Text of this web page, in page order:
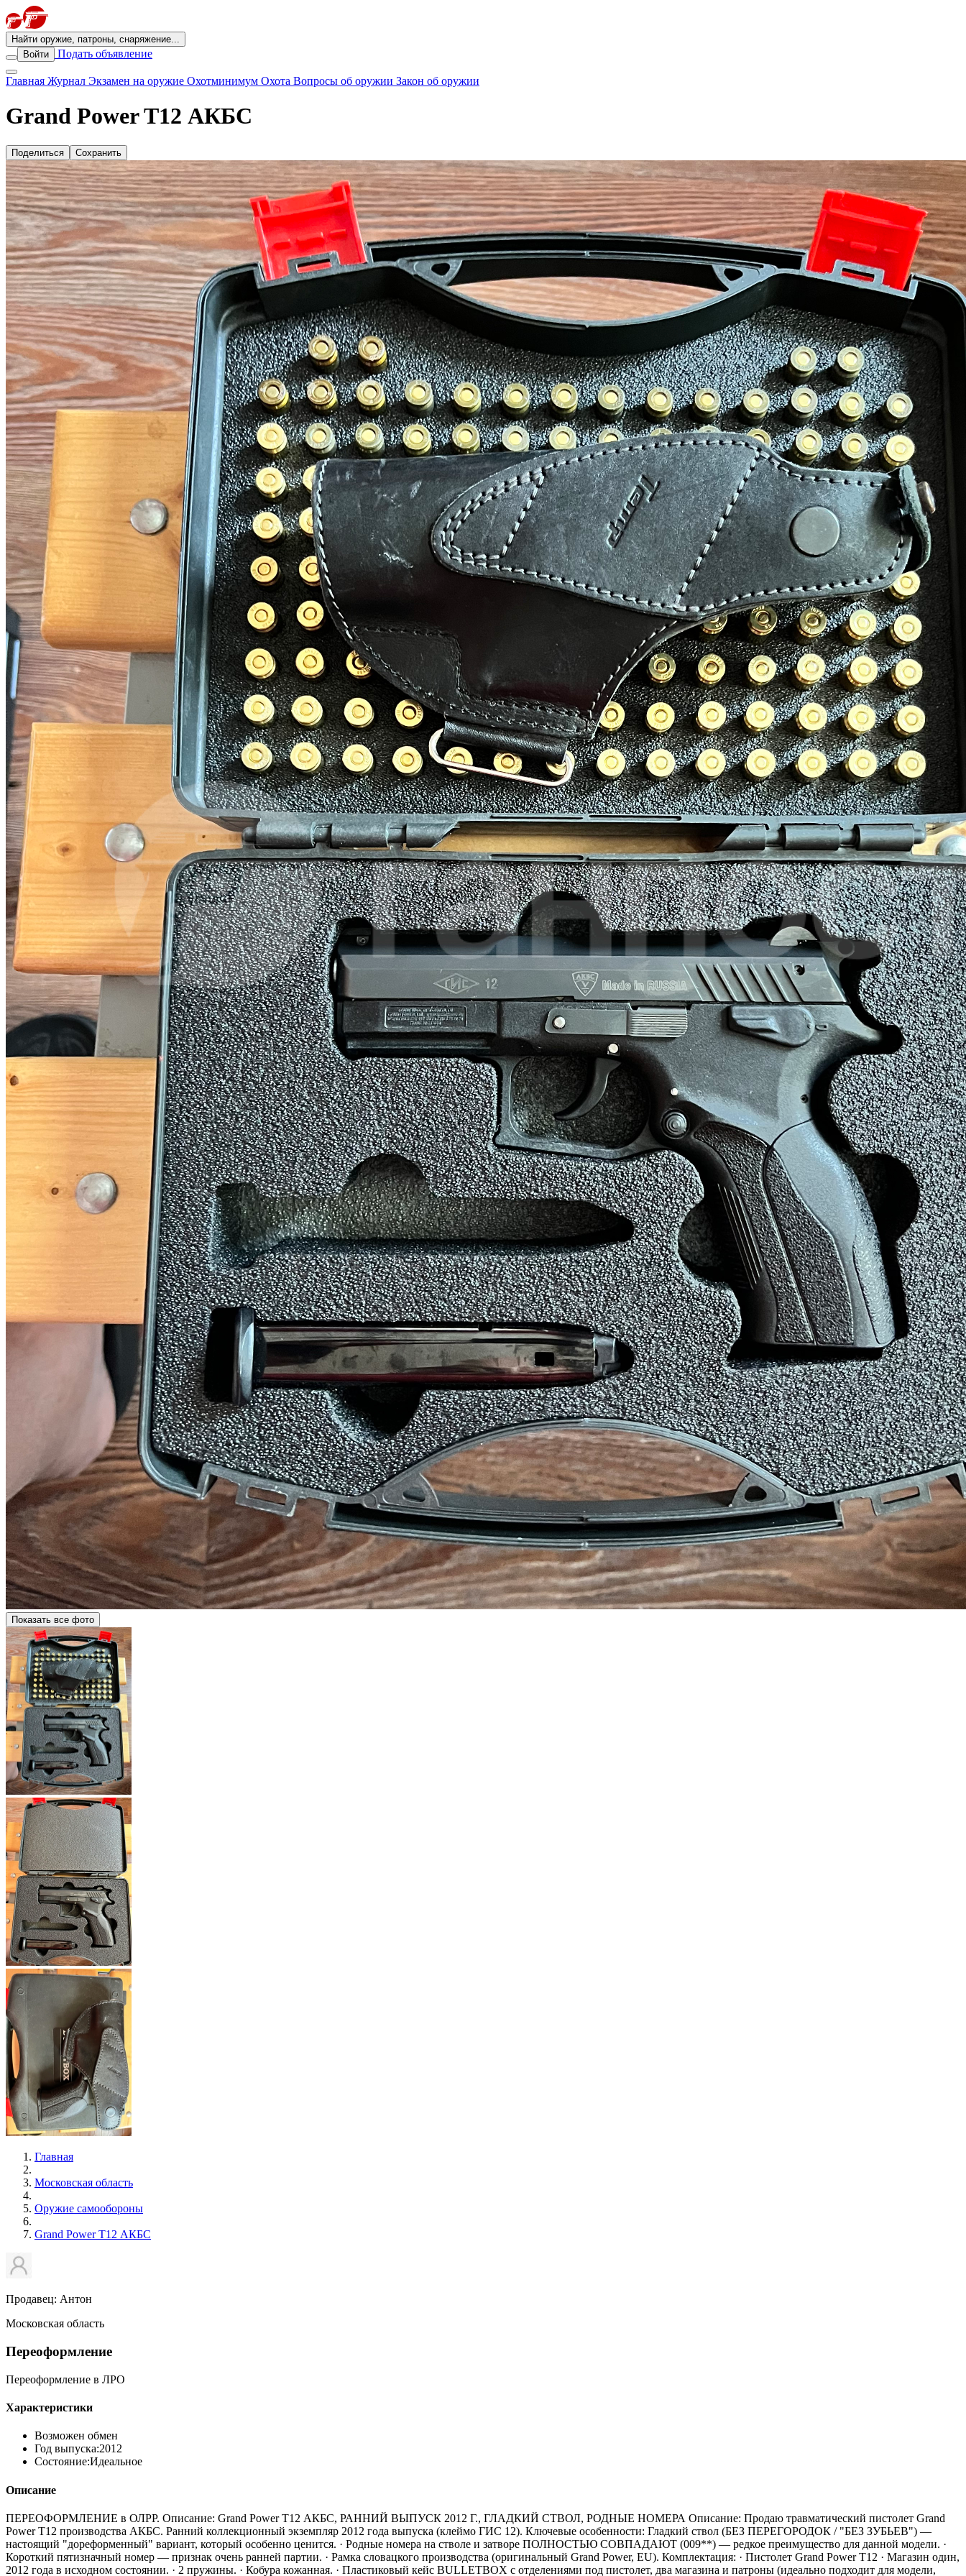
Найти оружие, патроны, снаряжение...
Войти
Подать объявление
Главная Журнал Экзамен на оружие Охотминимум Охота Вопросы об оружии Закон об оружии
Grand Power T12 АКБС
Поделиться Сохранить
Показать все фото
Главная
Московская область
Оружие самообороны
Grand Power T12 АКБС
Продавец: Антон
Московская область
Переоформление
Переоформление в ЛРО
Характеристики
Возможен обмен
Год выпуска:2012
Состояние:Идеальное
Описание
ПЕРЕОФОРМЛЕНИЕ в ОЛРР. Описание: Grand Power T12 АКБС, РАННИЙ ВЫПУСК 2012 Г., ГЛАДКИЙ СТВОЛ, РОДНЫЕ НОМЕРА Описание: Продаю травматический пистолет Grand
Power T12 производства АКБС. Ранний коллекционный экземпляр 2012 года выпуска (клеймо ГИС 12). Ключевые особенности: Гладкий ствол (БЕЗ ПЕРЕГОРОДОК / "БЕЗ ЗУБЬЕВ") —
настоящий "дореформенный" вариант, который особенно ценится. · Родные номера на стволе и затворе ПОЛНОСТЬЮ СОВПАДАЮТ (009**) — редкое преимущество для данной модели. ·
Короткий пятизначный номер — признак очень ранней партии. · Рамка словацкого производства (оригинальный Grand Power, EU). Комплектация: · Пистолет Grand Power T12 · Магазин один,
2012 года в исходном состоянии. · 2 пружины. · Кобура кожанная. · Пластиковый кейс BULLETBOX с отделениями под пистолет, два магазина и патроны (идеально подходит для модели,